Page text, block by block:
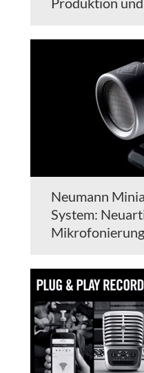
Neumann
System:
Mikrofonierung